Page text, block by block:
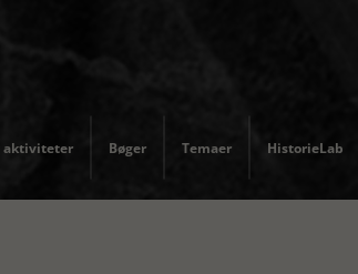
aktiviteter Bøger Temaer HistorieLab